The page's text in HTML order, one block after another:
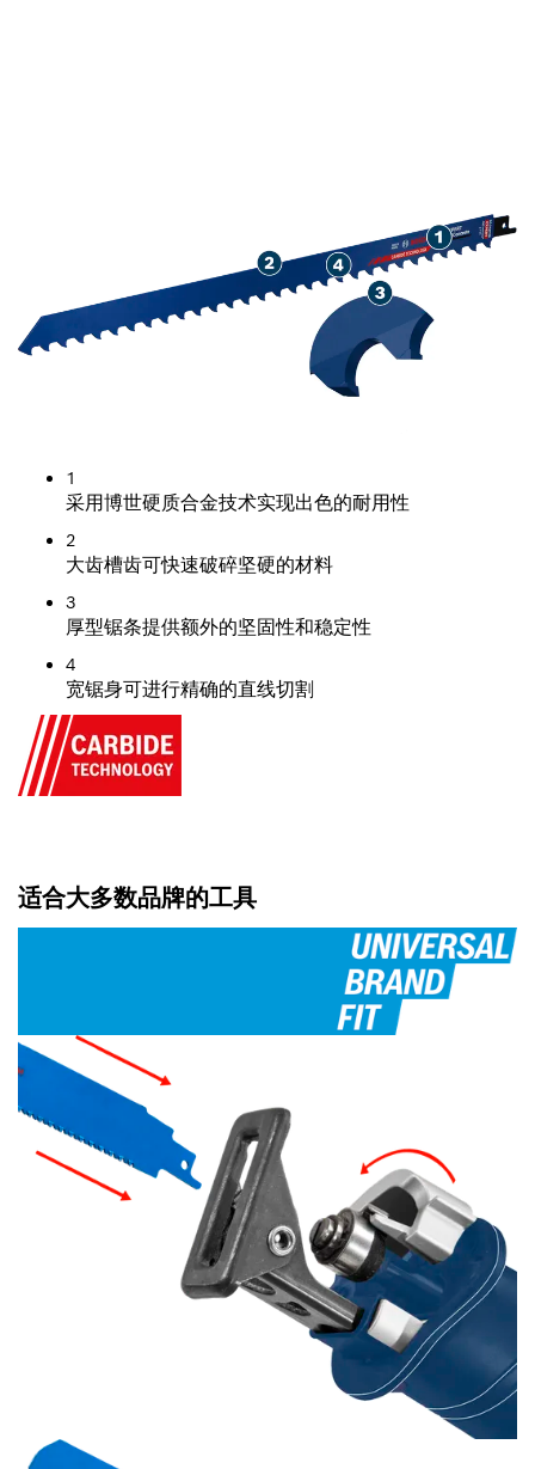
1
采用博世硬质合金技术实现出色的耐用性
2
大齿槽齿可快速破碎坚硬的材料
3
厚型锯条提供额外的坚固性和稳定性
4
宽锯身可进行精确的直线切割
适合大多数品牌的工具